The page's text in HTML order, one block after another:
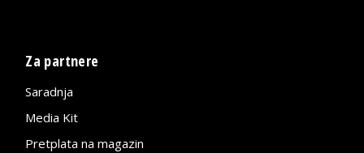
Za partnere
Saradnja
Media Kit
Pretplata na magazin